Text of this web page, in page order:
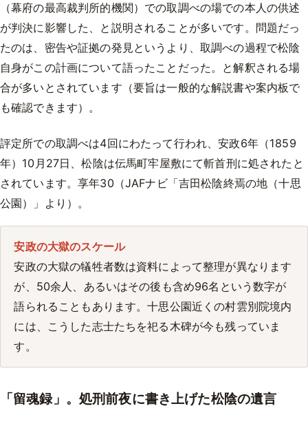
（幕府の最高裁判所的機関）での取調べの場での本人の供述
が判決に影響した、と説明されることが多いです。問題だっ
たのは、密告や証拠の発見というより、取調べの過程で松陰
自身がこの計画について語ったことだった。と解釈される場
合が多いとされています（要旨は一般的な解説書や案内板で
も確認できます）。
評定所での取調べは4回にわたって行われ、安政6年（1859
年）10月27日、松陰は伝馬町牢屋敷にて斬首刑に処されたと
されています。享年30（JAFナビ「吉田松陰終焉の地（十思
公園）」より）。
安政の大獄のスケール
安政の大獄の犠牲者数は資料によって整理が異なります
が、50余人、あるいはその後も含め96名という数字が
語られることもあります。十思公園近くの村雲別院境内
には、こうした志士たちを祀る木碑が今も残っていま
す。
「留魂録」。処刑前夜に書き上げた松陰の遺言